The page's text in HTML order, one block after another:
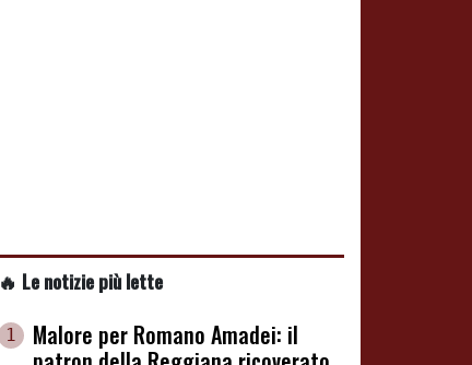
🔥 Le notizie più lette
1
Malore per Romano Amadei: il